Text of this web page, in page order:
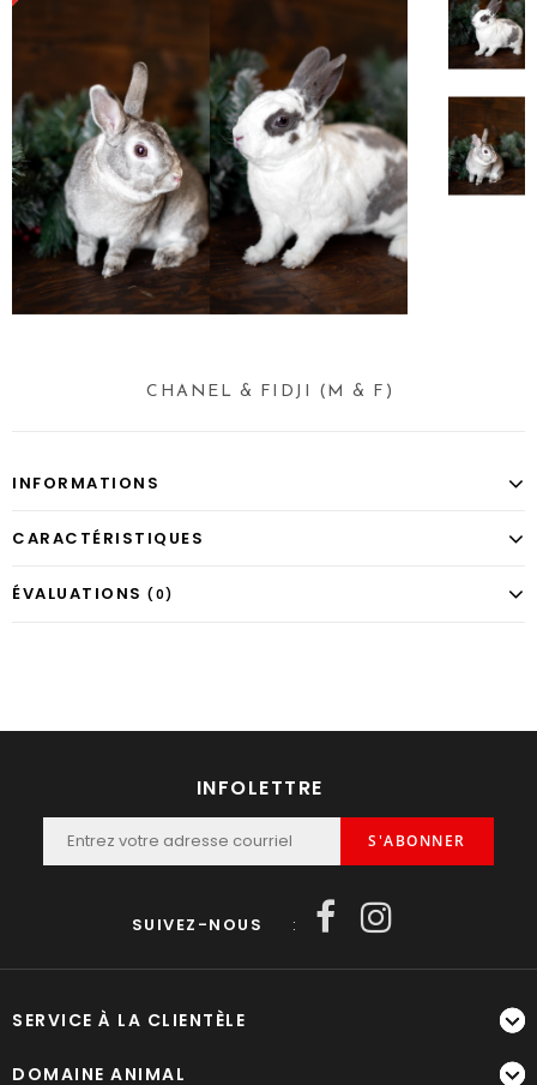
CHANEL & FIDJI (M & F)
INFORMATIONS
CARACTÉRISTIQUES
ÉVALUATIONS (0)
INFOLETTRE
S'ABONNER
SUIVEZ-NOUS :
SERVICE À LA CLIENTÈLE
DOMAINE ANIMAL